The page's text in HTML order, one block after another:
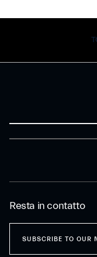
Resta in contatto
SUBSCRIBE TO OUR